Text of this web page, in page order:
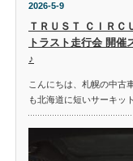
2026-5-9
ＴＲＵＳＴ ＣＩＲＣ
トラスト走行会 開催
♪
こんにちは、札幌の中古
も北海道に短いサーキッ